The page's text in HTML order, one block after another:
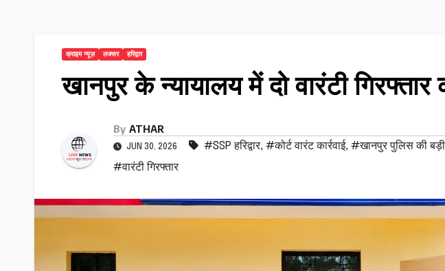
क्राइम न्यूज़ लक्सर हरिद्वार
खानपुर के न्यायालय में दो वारंटी
By ATHAR
JUN 30, 2026 #SSP हरिद्वार, #कोर्ट वारंट कार्रवाई, #खानपुर पुलिस की बड़ी
#वारंटी गिरफ्तार